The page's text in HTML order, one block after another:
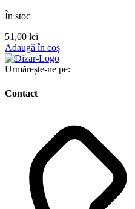
În stoc
51,00 lei
Adaugă în coș
Urmărește-ne pe:
Contact